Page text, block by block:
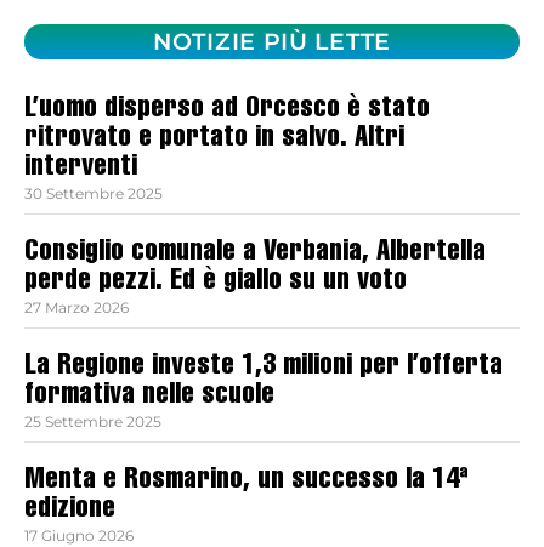
NOTIZIE PIÙ LETTE
L’uomo disperso ad Orcesco è stato
ritrovato e portato in salvo. Altri
interventi
30 Settembre 2025
Consiglio comunale a Verbania, Albertella
perde pezzi. Ed è giallo su un voto
27 Marzo 2026
La Regione investe 1,3 milioni per l’offerta
formativa nelle scuole
25 Settembre 2025
Menta e Rosmarino, un successo la 14ª
edizione
17 Giugno 2026